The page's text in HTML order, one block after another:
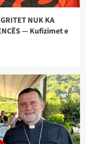
NUK KA
— Kufizimet e